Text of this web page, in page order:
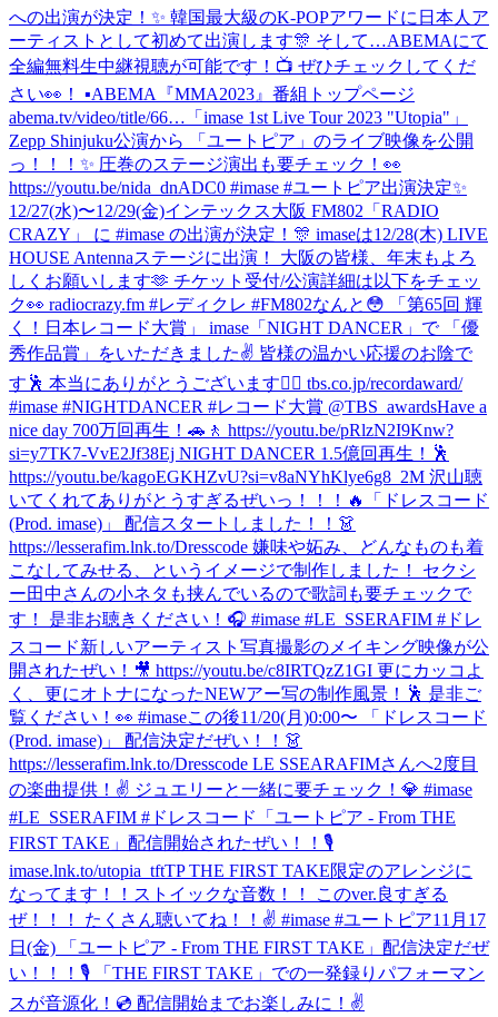
への出演が決定！✨ 韓国最大級のK-POPアワードに日本人ア
ーティストとして初めて出演します🎊 そして…ABEMAにて
全編無料生中継視聴が可能です！📺 ぜひチェックしてくだ
さい👀！ ▪︎ABEMA『MMA2023』番組トップページ
abema.tv/video/title/66… 「imase 1st Live Tour 2023 "Utopia"」
Zepp Shinjuku公演から 「ユートピア」のライブ映像を公開
っ！！！✨ 圧巻のステージ演出も要チェック！👀
https://youtu.be/nida_dnADC0 #imase #ユートピア出演決定✨
12/27(水)〜12/29(金)インテックス大阪 FM802「RADIO
CRAZY」 に #imase の出演が決定！🎊 imaseは12/28(木) LIVE
HOUSE Antennaステージに出演！ 大阪の皆様、年末もよろ
しくお願いします🫶 チケット受付/公演詳細は以下をチェッ
ク👀 radiocrazy.fm #レディクレ #FM802なんと😳 「第65回 輝
く！日本レコード大賞」 imase「NIGHT DANCER」で 「優
秀作品賞」をいただきました✌️ 皆様の温かい応援のお陰で
す🕺 本当にありがとうございます❤️‍🔥 tbs.co.jp/recordaward/
#imase #NIGHTDANCER #レコード大賞 @TBS_awardsHave a
nice day 700万回再生！🚗🚶 https://youtu.be/pRlzN2I9Knw?
si=y7TK7-VvE2Jf38Ej NIGHT DANCER 1.5億回再生！🕺
https://youtu.be/kagoEGKHZvU?si=v8aNYhKlye6g8_2M 沢山聴
いてくれてありがとうすぎるぜいっ！！！🔥
「ドレスコード
(Prod. imase)」 配信スタートしました！！👗
https://lesserafim.lnk.to/Dresscode 嫌味や妬み、どんなものも着
こなしてみせる、というイメージで制作しました！ セクシ
ー田中さんの小ネタも挟んでいるので歌詞も要チェックで
す！ 是非お聴きください！🎧 #imase #LE_SSERAFIM #ドレ
スコード新しいアーティスト写真撮影のメイキング映像が公
開されたぜい！🎥 https://youtu.be/c8IRTQzZ1GI 更にカッコよ
く、更にオトナになったNEWアー写の制作風景！🕺 是非ご
覧ください！👀 #imaseこの後11/20(月)0:00〜 「ドレスコード
(Prod. imase)」 配信決定だぜい！！👗
https://lesserafim.lnk.to/Dresscode LE SSEARAFIMさんへ2度目
の楽曲提供！✌️ ジュエリーと一緒に要チェック！💎 #imase
#LE_SSERAFIM #ドレスコード
「ユートピア - From THE
FIRST TAKE」配信開始されたぜい！！🎙
imase.lnk.to/utopia_tftTP THE FIRST TAKE限定のアレンジに
なってます！！ストイックな音数！！ このver.良すぎる
ぜ！！！ たくさん聴いてね！！✌️ #imase #ユートピア11月17
日(金) 「ユートピア - From THE FIRST TAKE」配信決定だぜ
い！！！🎙 「THE FIRST TAKE」での一発録りパフォーマン
スが音源化！💿 配信開始までお楽しみに！✌️